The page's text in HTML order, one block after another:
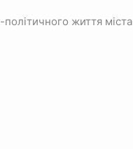
життя міста